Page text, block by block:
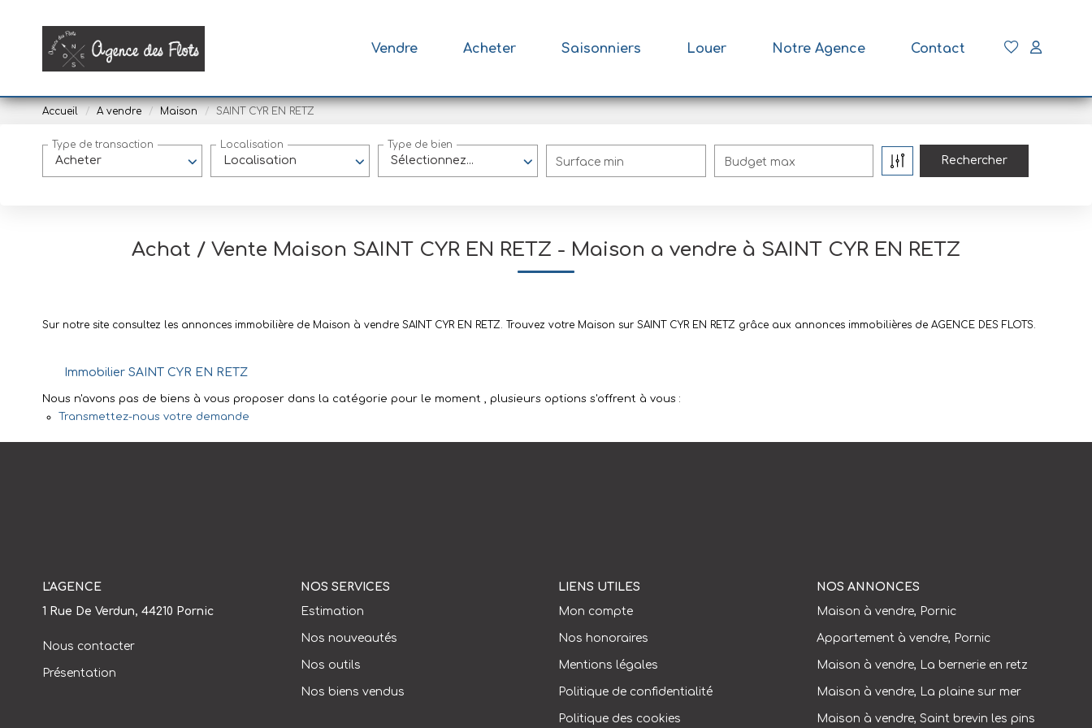
Vendre Acheter Saisonniers Louer Notre Agence Contact
Accueil A vendre Maison SAINT CYR EN RETZ
Acheter
Type de transaction
Localisation
Localisation
Sélectionnez...
Type de bien
Surface min Budget max
Achat / Vente Maison SAINT CYR EN RETZ - Maison a vendre à SAINT CYR EN RETZ
Sur notre site consultez les annonces immobilière de Maison à vendre SAINT CYR EN RETZ. Trouvez votre Maison sur SAINT CYR EN RETZ grâce aux annonces immobilières de AGENCE DES FLOTS.
Immobilier SAINT CYR EN RETZ
Nous n'avons pas de biens à vous proposer dans la catégorie pour le moment , plusieurs options s'offrent à vous :
Transmettez-nous votre demande
L'AGENCE
1 Rue De Verdun, 44210 Pornic
Nous contacter
Présentation
NOS SERVICES
Estimation
Nos nouveautés
Nos outils
Nos biens vendus
LIENS UTILES
Mon compte
Nos honoraires
Mentions légales
Politique de confidentialité
Politique des cookies
NOS ANNONCES
Maison à vendre, Pornic
Appartement à vendre, Pornic
Maison à vendre, La bernerie en retz
Maison à vendre, La plaine sur mer
Maison à vendre, Saint brevin les pins